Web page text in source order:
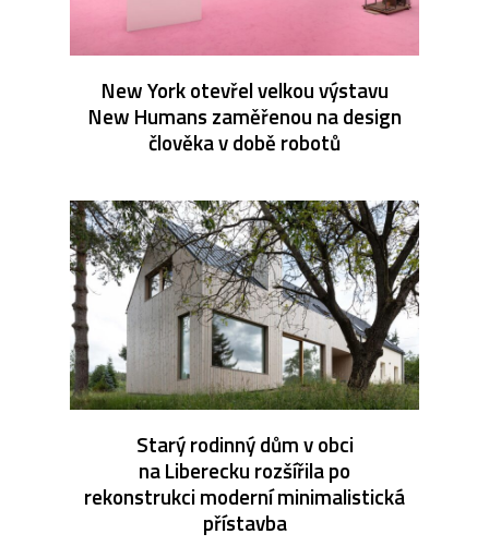
New York otevřel velkou výstavu
New Humans zaměřenou na design
člověka v době robotů
Starý rodinný dům v obci
na Liberecku rozšířila po
rekonstrukci moderní minimalistická
přístavba